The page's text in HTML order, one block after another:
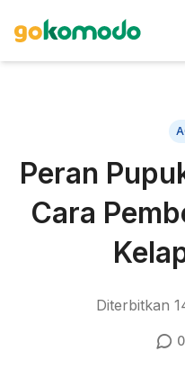
Peran
Cara
Diterbitkan
0